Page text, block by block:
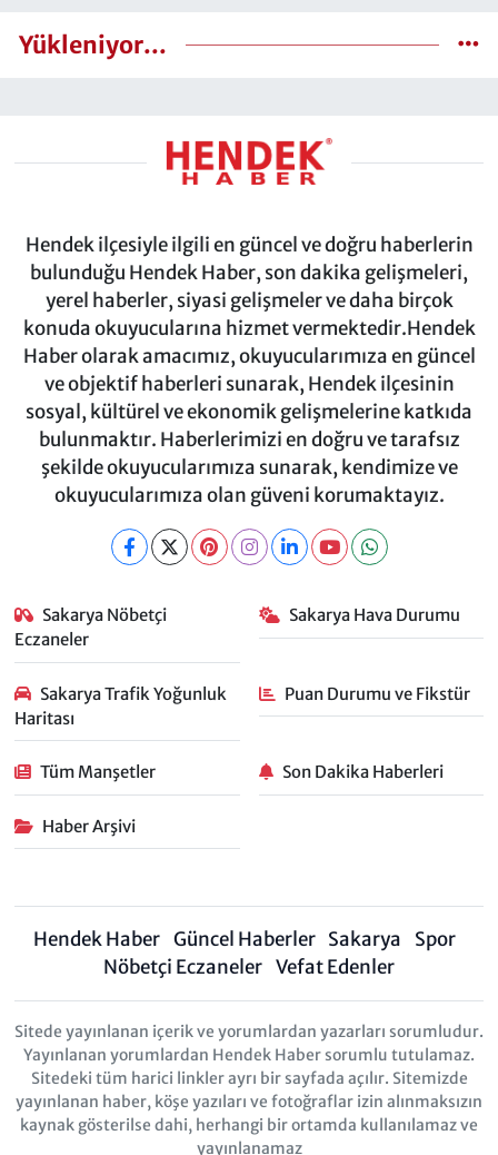
Yükleniyor...
Hendek ilçesiyle ilgili en güncel ve doğru haberlerin
bulunduğu Hendek Haber, son dakika gelişmeleri,
yerel haberler, siyasi gelişmeler ve daha birçok
konuda okuyucularına hizmet vermektedir.Hendek
Haber olarak amacımız, okuyucularımıza en güncel
ve objektif haberleri sunarak, Hendek ilçesinin
sosyal, kültürel ve ekonomik gelişmelerine katkıda
bulunmaktır. Haberlerimizi en doğru ve tarafsız
şekilde okuyucularımıza sunarak, kendimize ve
okuyucularımıza olan güveni korumaktayız.
Sakarya Nöbetçi
Eczaneler
Sakarya Hava Durumu
Sakarya Trafik Yoğunluk
Haritası
Puan Durumu ve Fikstür
Tüm Manşetler Son Dakika Haberleri
Haber Arşivi
Hendek Haber Güncel Haberler Sakarya
Spor
Nöbetçi Eczaneler Vefat Edenler
Sitede yayınlanan içerik ve yorumlardan yazarları sorumludur.
Yayınlanan yorumlardan Hendek Haber sorumlu tutulamaz.
Sitedeki tüm harici linkler ayrı bir sayfada açılır. Sitemizde
yayınlanan haber, köşe yazıları ve fotoğraflar izin alınmaksızın
kaynak gösterilse dahi, herhangi bir ortamda kullanılamaz ve
yayınlanamaz